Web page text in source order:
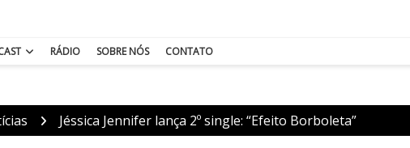
RÁDIO SOBRE NÓS CONTATO
Jéssica Jennifer lança 2º single: “Efeito Borboleta”